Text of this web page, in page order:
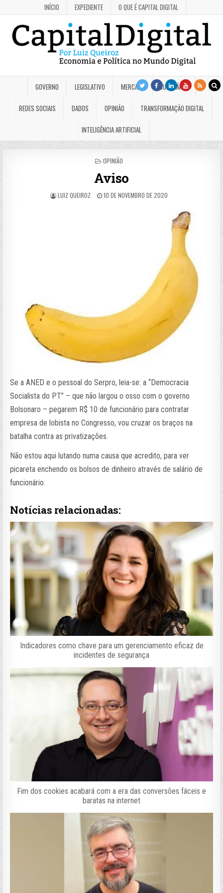
INÍCIO EXPEDIENTE O QUE É CAPITAL DIGITAL
GOVERNO LEGISLATIVO MERCADO JUDICIÁRIO
REDES SOCIAIS DADOS OPINIÃO TRANSFORMAÇÃO DIGITAL
INTELIGÊNCIA ARTIFICIAL
POSTED
OPINIÃO
Aviso
LUIZ QUEIROZ 10 DE NOVEMBRO DE 2020
Se a ANED e o pessoal do Serpro, leia-se: a “Democracia
Socialista do PT” – que não largou o osso com o governo
Bolsonaro – pegarem R$ 10 de funcionário para contratar
empresa de lobista no Congresso, vou cruzar os braços na
batalha contra as privatizações.
Não estou aqui lutando numa causa que acredito, para ver
picareta enchendo os bolsos de dinheiro através de salário de
funcionário.
Notícias relacionadas:
Indicadores como chave para um gerenciamento eficaz de
incidentes de segurança
Fim dos cookies acabará com a era das conversões fáceis e
baratas na internet